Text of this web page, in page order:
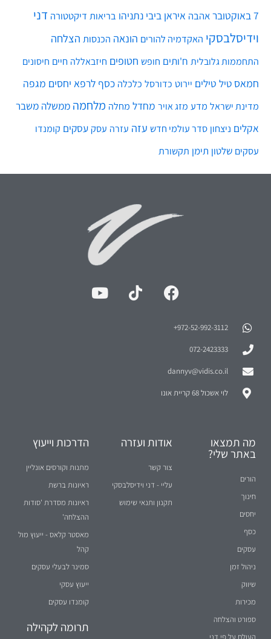
7 באוקטובר אהבה איראן ביבי נתניהו בריאות דיקטטורה דני
וידיסלבסקי האקדמיה להורים הונאה הכנסות הצלחה
התחממות גלובלית ח'ותים חופש חטופים חיזבאללה חיים חיסונים
חמאס טיל טילים יירוט כדורסל כלכלה כסף לרפא יחסים מגפה
מדינת ישראל מדע מזג אויר מחדל מחלה מלחמה ממשלה משבר
אקלים ניצחון סדר עולמי חדש עזה עזרה עסק עסקים קומנדו
עסקים שלטון תימן תקשורת
972-52-992-3112⁩+
072-2423333
dannyv@vidis.co.il
לוי אשכול 68 קריית אונו
מה תמצאו
באתר שלי?
ניהול זמן
ספורט והצלחה
העולם על פי דני
אודות ועזרה
עליי - דני וידיסלבסקי
הדרכות וייעוץ
מתנות וקורסים אונליין
ראיונות מסדרת 'סודות
ההצלחה'
מאסטר קלאס - ייעוץ מול
קהל
סמינר לבעלי עסקים
תרומה לקהילה